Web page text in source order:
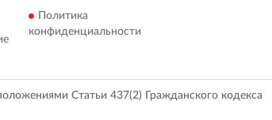
Политика
конфиденциальности
Статьи 437(2) Гражданского кодекса